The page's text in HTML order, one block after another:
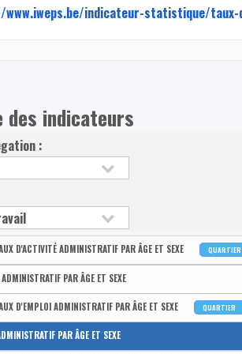
indicateur-statistique/
des indicateurs
:
D'ACTIVITÉ ADMINISTRATIF PAR ÂGE ET SEXE QUARTIER
- Arrondissement - Province - Bassin EFE - Zone de
: Taux d'activité administratif des 15-64 ans
: Taux d'activité administratif des hommes de
: Taux d'activité administratif des femmes de
PAR ÂGE ET SEXE
- Arrondissement - Province - Bassin EFE - Zone de
administratif des 15-64 ans
D'EMPLOI ADMINISTRATIF PAR ÂGE ET SEXE QUARTIER
- Arrondissement - Province - Bassin EFE - Zone de
PAR ÂGE ET SEXE